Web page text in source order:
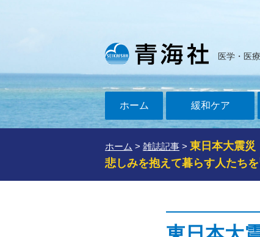
医学・医
ホーム 緩和ケア
ホーム > 雑誌記事 > 東日本大震災
悲しみを抱えて暮らす人たち